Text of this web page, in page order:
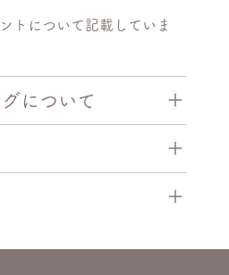
トについて記載していま
について